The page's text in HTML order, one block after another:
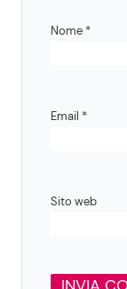
Nome *
Email *
Sito web